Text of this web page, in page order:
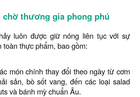
chờ thương gia phong phú
luôn được giữ nóng liên tục với sự
toàn thực phẩm, bao gồm:
món chính thay đổi theo ngày từ cơm
sản, bò sốt vang, đến các loại salad
và bánh mỳ chuẩn Âu.